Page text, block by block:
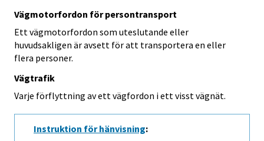
Vägmotorfordon för persontransport
Ett vägmotorfordon som uteslutande eller
huvudsakligen är avsett för att transportera en eller
flera personer.
Vägtrafik
Varje förflyttning av ett vägfordon i ett visst vägnät.
Instruktion för hänvisning: